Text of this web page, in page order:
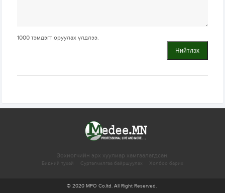
1000 тэмдэгт оруулах үлдлээ.
Нийтлэх
Зохиогчийн эрх хуулиар хамгаалагдсан.
Бидний тухай Сурталчилгаа байршуулах Холбоо барих
© 2020 MPO Co.ltd. All Right Reserved.